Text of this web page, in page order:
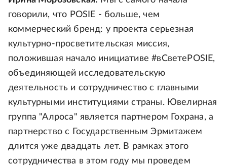
говорили, что POSIE - больше, чем
коммерческий бренд: у проекта серьезная
культурно-просветительская миссия,
положившая начало инициативе #вСветеPOSIE,
объединяющей исследовательскую
деятельность и сотрудничество с главными
культурными институциями страны. Ювелирная
группа "Алроса" является партнером Гохрана, а
партнерство с Государственным Эрмитажем
длится уже двадцать лет. В рамках этого
сотрудничества в этом году мы проведем